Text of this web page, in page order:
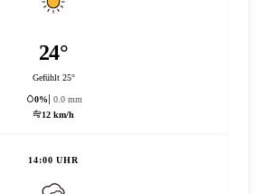
24°
Gefühlt 25°
0%
0.0 mm
12 km/h
14:00 UHR